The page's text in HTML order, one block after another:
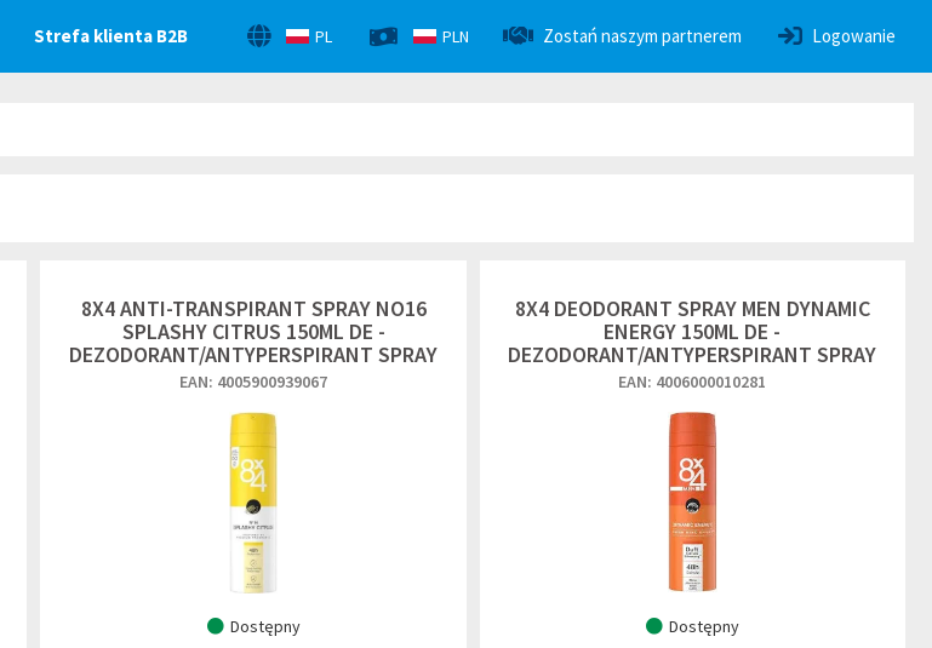
Strefa klienta B2B PL PLN Zostań naszym partnerem Logowanie
8X4 ANTI-TRANSPIRANT SPRAY NO16
SPLASHY CITRUS 150ML DE -
DEZODORANT/ANTYPERSPIRANT SPRAY
EAN: 4005900939067
Dostępny
8X4 DEODORANT SPRAY MEN DYNAMIC
ENERGY 150ML DE -
DEZODORANT/ANTYPERSPIRANT SPRAY
EAN: 4006000010281
Dostępny